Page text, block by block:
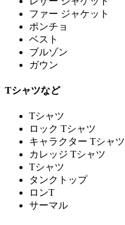
ファー ジャケット
ポンチョ
ベスト
ブルゾン
ガウン
Tシャツなど
Tシャツ
ロック Tシャツ
キャラクター Tシャツ
カレッジ Tシャツ
Tシャツ
タンクトップ
ロンT
サーマル